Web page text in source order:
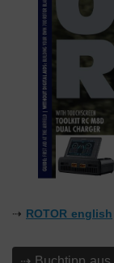
⇢ ROTOR english